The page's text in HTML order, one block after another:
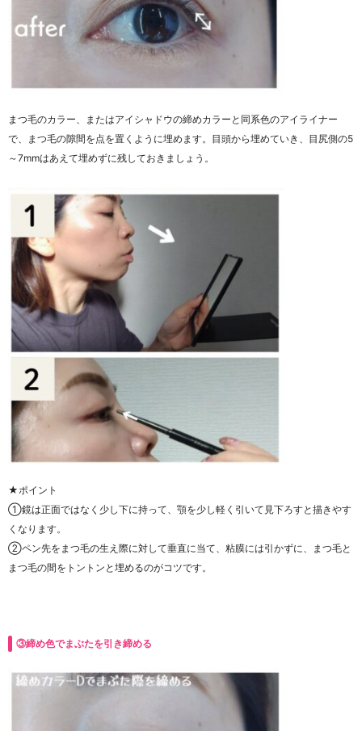
まつ毛のカラー、またはアイシャドウの締めカラーと同系色のアイライナー
で、まつ毛の隙間を点を置くように埋めます。目頭から埋めていき、目尻側の5
～7mmはあえて埋めずに残しておきましょう。
★ポイント
①鏡は正面ではなく少し下に持って、顎を少し軽く引いて見下ろすと描きやす
くなります。
②ペン先をまつ毛の生え際に対して垂直に当て、粘膜には引かずに、まつ毛と
まつ毛の間をトントンと埋めるのがコツです。
③締め色でまぶたを引き締める